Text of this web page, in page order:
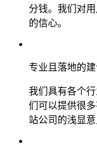
分钱。我们对
的信心。
专业且落地的建
我们具有各个
们可以提供很
站公司的浅显意